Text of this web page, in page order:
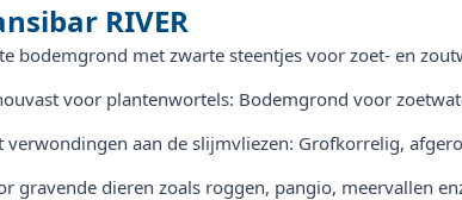
RIVER
bodemgrond met zwarte steentjes voor zoet- en
voor plantenwortels: Bodemgrond voor
verwondingen aan de slijmvliezen: Grofkorrelig,
gravende dieren zoals roggen, pangio, meervallen